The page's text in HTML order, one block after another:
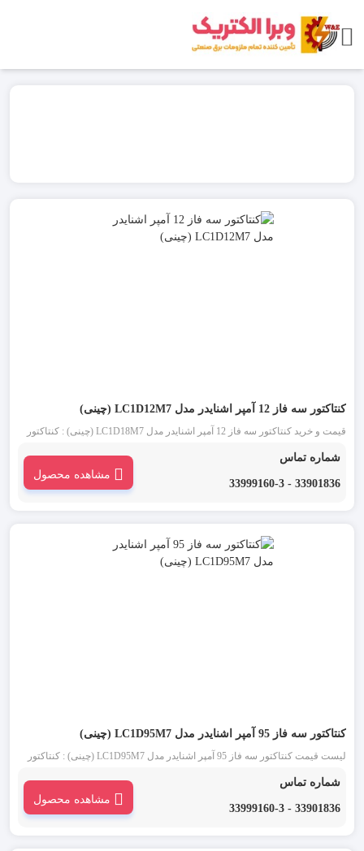
کنتاکتور سه فاز 12 آمپر اشنایدر مدل LC1D12M7 (چینی)
قیمت و خرید کنتاکتور سه فاز 12 آمپر اشنایدر مدل LC1D18M7 (چینی) : کنتاکتور
جدید کنتاکتورهای اشنایدر D12 که کنتاکتور قاپک سفید نیز نامیده می شود، ساختاری
شماره تماس
33901836 - 33999160-3
مشاهده محصول
کنتاکتور سه فاز 95 آمپر اشنایدر مدل LC1D95M7 (چینی)
لیست قیمت کنتاکتور سه فاز 95 آمپر اشنایدر مدل LC1D95M7 (چینی) : کنتاکتور
جدید کنتاکتورهای اشنایدر D95 که کنتاکتور قاپک سفید نیز نامیده می شود، ساختاری
شماره تماس
33901836 - 33999160-3
مشاهده محصول